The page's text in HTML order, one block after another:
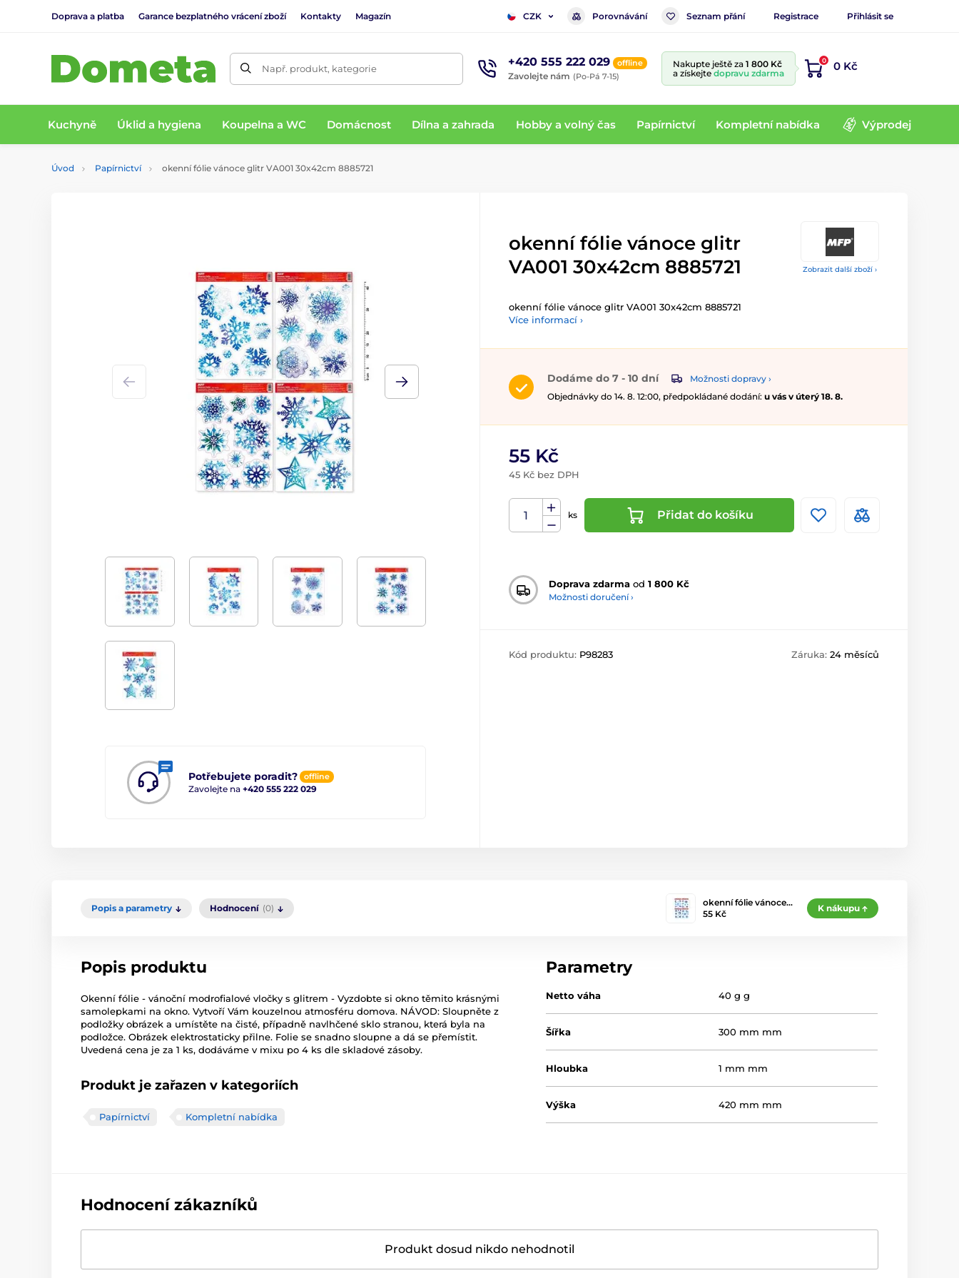
Doprava a platba Garance bezplatného vrácení zboží Kontakty Magazín CZK Porovnávání Seznam přání Registrace Přihlásit se
Např. produkt, kategorie +420 555 222 029 offline
Zavolejte nám (Po-Pá 7-15)
Nakupte ještě za 1 800 Kč
a získejte dopravu zdarma
0 0 Kč
Kuchyně Úklid a hygiena Koupelna a WC Domácnost Dílna a zahrada Hobby a volný čas Papírnictví Kompletní nabídka Výprodej
Úvod Papírnictví okenní fólie vánoce glitr VA001 30x42cm 8885721
Zobrazit další zboží ›
Potřebujete poradit? offline
Zavolejte na +420 555 222 029
okenní fólie vánoce glitr
VA001 30x42cm 8885721
okenní fólie vánoce glitr VA001 30x42cm 8885721
Více informací ›
Dodáme do 7 - 10 dní
Možnosti dopravy ›
Objednávky do 14. 8. 12:00, předpokládané dodání: u vás v úterý 18. 8.
55 Kč
45 Kč bez DPH
ks Přidat do košíku
Doprava zdarma od 1 800 Kč
Možnosti doručení ›
Kód produktu: P98283 Záruka: 24 měsíců
Popis a parametry Hodnocení (0)
okenní fólie vánoce…
55 Kč
K nákupu
Popis produktu
Okenní fólie - vánoční modrofialové vločky s glitrem - Vyzdobte si okno těmito krásnými
samolepkami na okno. Vytvoří Vám kouzelnou atmosféru domova. NÁVOD: Sloupněte z
podložky obrázek a umístěte na čisté, případně navlhčené sklo stranou, která byla na
podložce. Obrázek elektrostaticky přilne. Folie se snadno sloupne a dá se přemístit.
Uvedená cena je za 1 ks, dodáváme v mixu po 4 ks dle skladové zásoby.
Produkt je zařazen v kategoriích
Papírnictví Kompletní nabídka
Parametry
Netto váha 40 g g
Šířka 300 mm mm
Hloubka 1 mm mm
Výška 420 mm mm
Hodnocení zákazníků
Produkt dosud nikdo nehodnotil